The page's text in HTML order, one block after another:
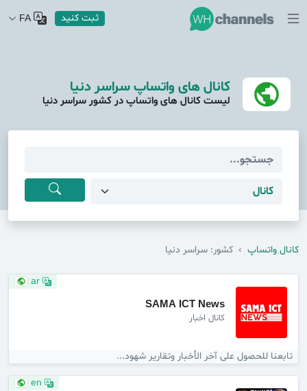
ثبت کنید
کانال های واتساپ سراسر دنیا
لیست کانال های واتساپ در کشور سراسر دنیا
کانال واتساپ › کشور: سراسر دنیا
SAMA ICT News
کانال اخبار
تابعنا للحصول على آخر الأخبار وتقارير شهود...